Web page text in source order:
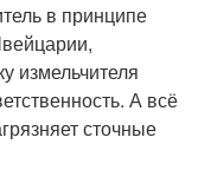
в принципе
измельчителя
А всё
сточные